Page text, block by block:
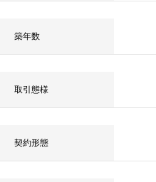
築年数
取引態様
契約形態